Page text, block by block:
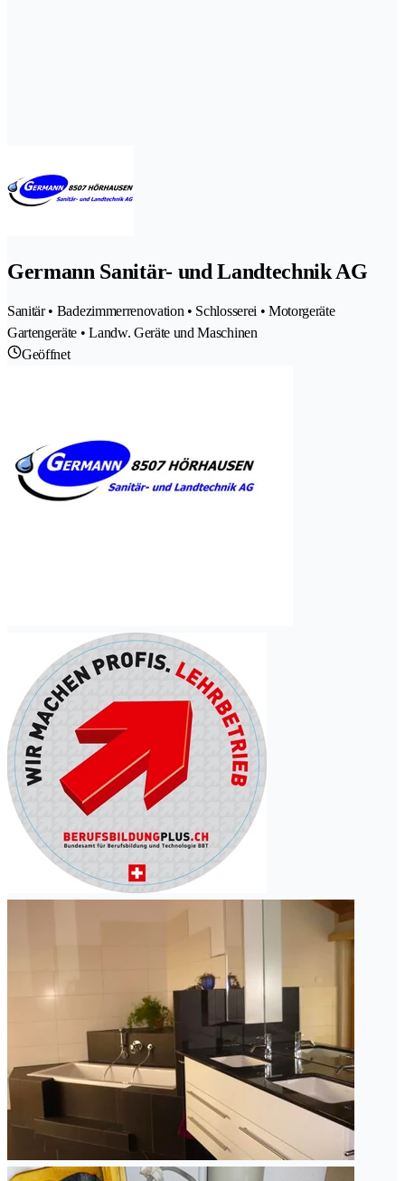
Germann Sanitär- und Landtechnik AG
Sanitär • Badezimmerrenovation • Schlosserei • Motorgeräte
Gartengeräte • Landw. Geräte und Maschinen
Geöffnet